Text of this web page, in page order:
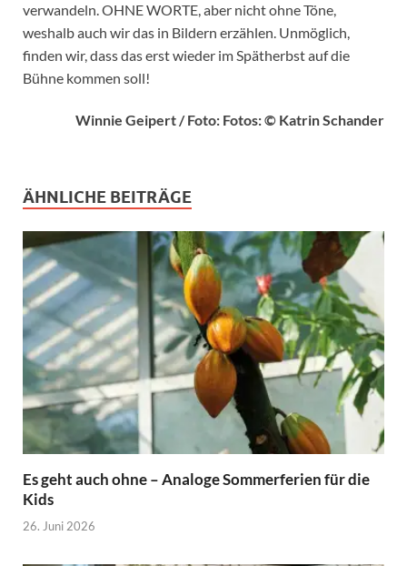
verwandeln. OHNE WORTE, aber nicht ohne Töne,
weshalb auch wir das in Bildern erzählen. Unmöglich,
finden wir, dass das erst wieder im Spätherbst auf die
Bühne kommen soll!
Winnie Geipert / Foto: Fotos: © Katrin Schander
ÄHNLICHE BEITRÄGE
Es geht auch ohne – Analoge Sommerferien für die
Kids
26. Juni 2026